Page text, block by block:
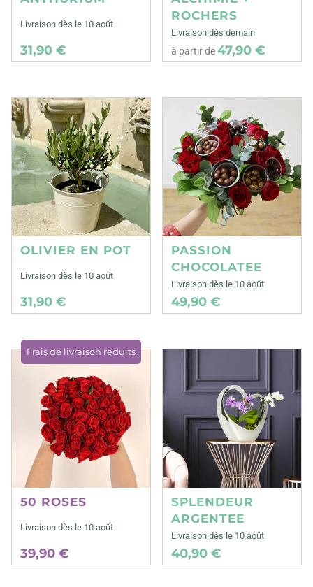
Livraison dès le 10 août
31,90 €
ROCHERS
Livraison dès demain
à partir de47,90 €
OLIVIER EN POT
Livraison dès le 10 août
31,90 €
PASSION
CHOCOLATEE
Livraison dès le 10 août
49,90 €
Frais de livraison réduits
50 ROSES
Livraison dès le 10 août
39,90 €
SPLENDEUR
ARGENTEE
Livraison dès le 10 août
40,90 €